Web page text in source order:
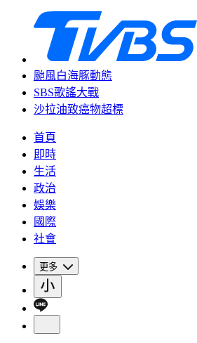
颱風白海豚動態
SBS歌謠大戰
沙拉油致癌物超標
首頁
即時
生活
政治
娛樂
國際
社會
更多